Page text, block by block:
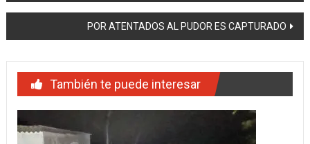
POR ATENTADOS AL PUDOR ES CAPTURADO
También te puede interesar